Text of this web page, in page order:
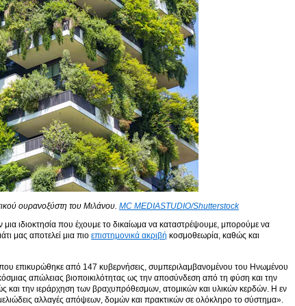
ουρανοξύστη του Μιλάνου. MC MEDIASTUDIO/Shutterstock
ιδιοκτησία που έχουμε το δικαίωμα να καταστρέψουμε, μπορούμε να
μας αποτελεί μια πιο επιστημονικά ακριβή κοσμοθεωρία, καθώς και
που επικυρώθηκε από 147 κυβερνήσεις, συμπεριλαμβανομένου του Ηνωμένου
απώλειας βιοποικιλότητας ως την αποσύνδεση από τη φύση και την
και την ιεράρχηση των βραχυπρόθεσμων, ατομικών και υλικών κερδών. Η εν
αλλαγές απόψεων, δομών και πρακτικών σε ολόκληρο το σύστημα».